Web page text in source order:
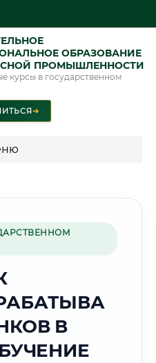
ОБРАЗОВАНИЕ
ПРОМЫШЛЕННОСТИ
курсы в государственном
➜
время:
В